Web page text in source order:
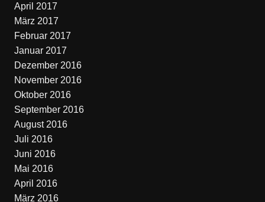
April 2017
März 2017
Februar 2017
Januar 2017
Dezember 2016
November 2016
Oktober 2016
September 2016
August 2016
Juli 2016
Juni 2016
Mai 2016
April 2016
März 2016